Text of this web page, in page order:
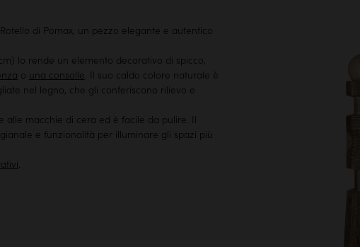
di Pomax, un pezzo elegante e autentico
lo rende un elemento decorativo di spicco,
o una consolle. Il suo caldo colore naturale è
nel legno, che gli conferiscono rilievo e
alle macchie di cera ed è facile da pulire. Il
e funzionalità per illuminare gli spazi più
.